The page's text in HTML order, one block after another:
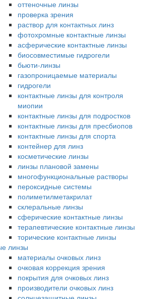
оттеночные линзы
проверка зрения
раствор для контактных линз
фотохромные контактные линзы
асферические контактные линзы
биосовместимые гидрогели
бьюти-линзы
газопроницаемые материалы
гидрогели
контактные линзы для контроля
миопии
контактные линзы для подростков
контактные линзы для пресбиопов
контактные линзы для спорта
контейнер для линз
косметические линзы
линзы плановой замены
многофункциональные растворы
пероксидные системы
полиметилметакрилат
склеральные линзы
сферические контактные линзы
терапевтические контактные линзы
торические контактные линзы
линзы
материалы очковых линз
очковая коррекция зрения
покрытия для очковых линз
производители очковых линз